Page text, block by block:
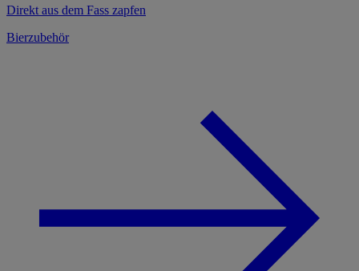
Direkt aus dem Fass zapfen
Bierzubehör